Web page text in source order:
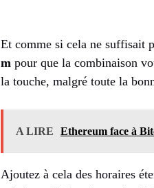
Et comme si cela ne suffisait
m pour que la combinaison
la touche, malgré toute la
A LIRE Ethereum face à
Ajoutez à cela des horaires